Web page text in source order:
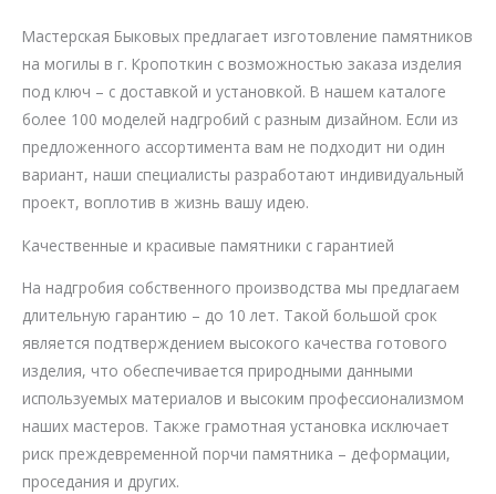
Мастерская Быковых предлагает изготовление памятников
на могилы в г. Кропоткин с возможностью заказа изделия
под ключ – с доставкой и установкой. В нашем каталоге
более 100 моделей надгробий с разным дизайном. Если из
предложенного ассортимента вам не подходит ни один
вариант, наши специалисты разработают индивидуальный
проект, воплотив в жизнь вашу идею.
Качественные и красивые памятники с гарантией
На надгробия собственного производства мы предлагаем
длительную гарантию – до 10 лет. Такой большой срок
является подтверждением высокого качества готового
изделия, что обеспечивается природными данными
используемых материалов и высоким профессионализмом
наших мастеров. Также грамотная установка исключает
риск преждевременной порчи памятника – деформации,
проседания и других.